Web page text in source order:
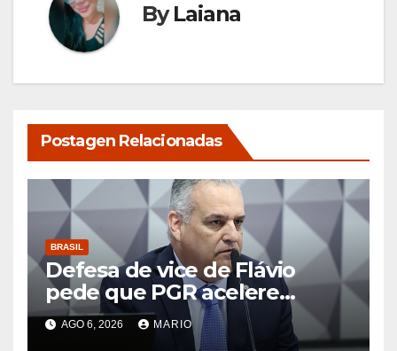
ByLaiana
Postagen Relacionadas
BRASIL
Defesa de vice de Flávio
pede que PGR acelere
exame de DNA que afastaria
suspeita de estupro
AGO 6, 2026 MARIO